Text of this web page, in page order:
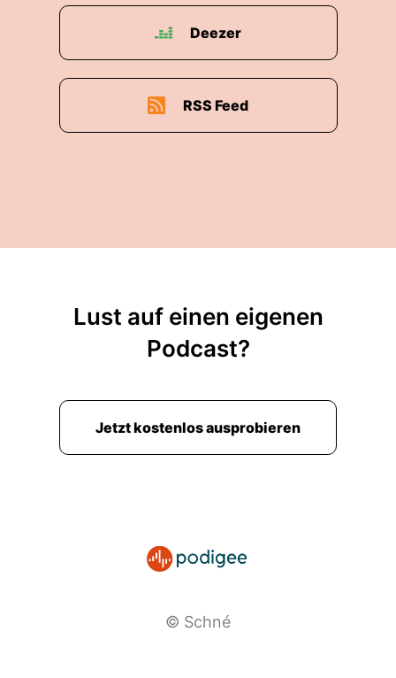
Deezer
RSS Feed
Lust auf einen eigenen
Podcast?
Jetzt kostenlos ausprobieren
© Schné